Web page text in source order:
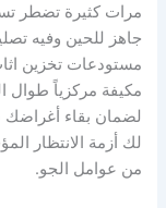
مرات كثيرة تضطر
جاهز للحين وفيه
مستودعات تخزين
مكيفة مركزياً طوال
لضمان بقاء
لك أزمة الانتظار
من عوامل الجو.